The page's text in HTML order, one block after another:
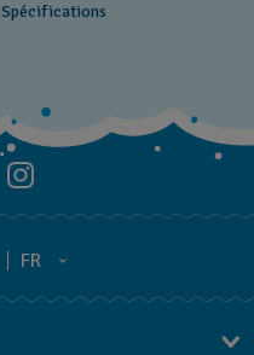
Spécifications
FR
EN